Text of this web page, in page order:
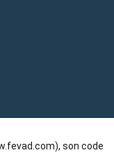
son code